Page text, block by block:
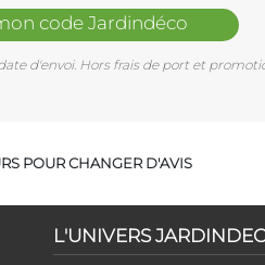
code Jardindéco
d'envoi. Hors frais de port et
POUR CHANGER D'AVIS
L'UNIVERS